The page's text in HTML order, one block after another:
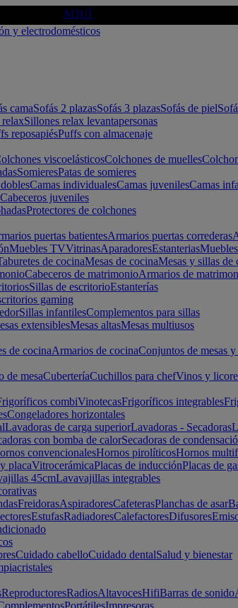
AQUÍ
camaSofás 2 plazasSofás 3 plazasSofás de piel
Sillones relax levantapersonas
reposapiésPuffs con almacenaje
viscoelásticosColchones de muelles
SomieresPatas de somieres
Camas individualesCamas juvenilesCamas
Cabeceros juveniles
Protectores de colchones
puertas batientesArmarios puertas correderas
Muebles TVVitrinasAparadoresEstanterias
de cocinaMesas de cocinaMesas y sillas de
Cabeceros de matrimonioArmarios de
Sillas de escritorioEstanterías
gaming
Sillas infantilesComplementos para sillas
extensiblesMesas altasMesas multiusos
de cocinaArmarios de cocinaConjuntos de mesas
de mesaCuberteríaCuchillos para chefVinos y
combiVinotecasFrigoríficos integrables
Congeladores horizontales
Lavadoras de carga superiorLavadoras - Secadoras
con bomba de calorSecadoras de
convencionalesHornos pirolíticosHornos
placaVitrocerámicaPlacas de inducciónPlacas de
45cmLavavajillas integrables
FreidorasAspiradoresCafeterasPlanchas de asar
EstufasRadiadoresCalefactoresDifusores
Cuidado cabelloCuidado dentalSalud y bienestar
ReproductoresRadiosAltavocesHifiBarras de sonido
PortátilesImpresoras